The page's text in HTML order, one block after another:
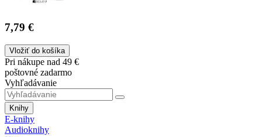
7,79 €
Vložiť do košíka
Pri nákupe nad 49 €
poštovné zadarmo
Vyhľadávanie
Knihy
E-knihy
Audioknihy